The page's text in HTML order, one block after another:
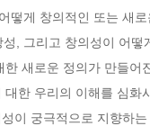
떻게 창의적인 또는 새
, 그리고 창의성이 어
새로운 정의가 만들
한 우리의 이해를 심화
이 궁극적으로 지향하